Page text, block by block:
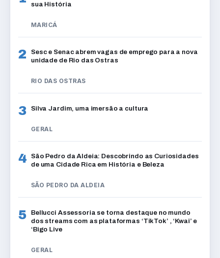
sua História
MARICÁ
2
Sesc e Senac abrem vagas de emprego para a nova
unidade de Rio das Ostras
RIO DAS OSTRAS
3 Silva Jardim, uma imersão a cultura
GERAL
4
São Pedro da Aldeia: Descobrindo as Curiosidades
de uma Cidade Rica em História e Beleza
SÃO PEDRO DA ALDEIA
5
Bellucci Assessoria se torna destaque no mundo
dos streams com as plataformas ‘TikTok’ , ‘Kwai’ e
‘Bigo Live
GERAL